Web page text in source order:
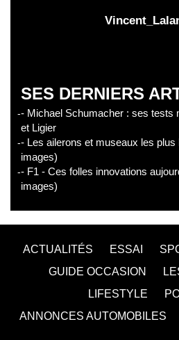
SES DERNIERS
- Michael Schumacher : ses tests
et Ligier
- Les ailerons et museaux les
images)
- F1 - Ces folles innovations
images)
ACTUALITÉS ESSAI
GUIDE OCCASION
LIFESTYLE
ANNONCES AUTOMOBILES